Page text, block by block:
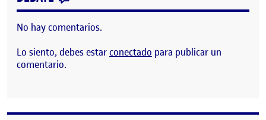
No hay comentarios.
Lo siento, debes estarconectado para publicar un
comentario.